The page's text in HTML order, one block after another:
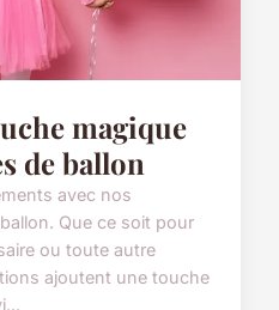
magique
de ballon
avec nos
Que ce soit pour
ou toute autre
ajoutent une touche